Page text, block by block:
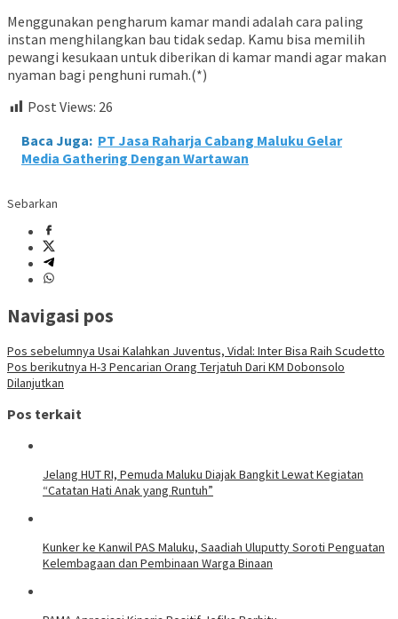
Menggunakan pengharum kamar mandi adalah cara paling
instan menghilangkan bau tidak sedap. Kamu bisa memilih
pewangi kesukaan untuk diberikan di kamar mandi agar makan
nyaman bagi penghuni rumah.(*)
Post Views: 26
Baca Juga: PT Jasa Raharja Cabang Maluku Gelar
Media Gathering Dengan Wartawan
Sebarkan
Navigasi pos
Pos sebelumnya Usai Kalahkan Juventus, Vidal: Inter Bisa Raih Scudetto
Pos berikutnya H-3 Pencarian Orang Terjatuh Dari KM Dobonsolo
Dilanjutkan
Pos terkait
Jelang HUT RI, Pemuda Maluku Diajak Bangkit Lewat Kegiatan
“Catatan Hati Anak yang Runtuh”
Kunker ke Kanwil PAS Maluku, Saadiah Uluputty Soroti Penguatan
Kelembagaan dan Pembinaan Warga Binaan